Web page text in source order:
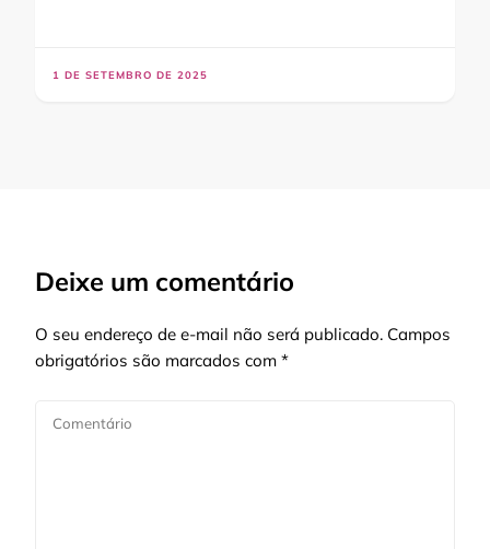
1 DE SETEMBRO DE 2025
Deixe um comentário
O seu endereço de e-mail não será publicado. Campos
obrigatórios são marcados com *